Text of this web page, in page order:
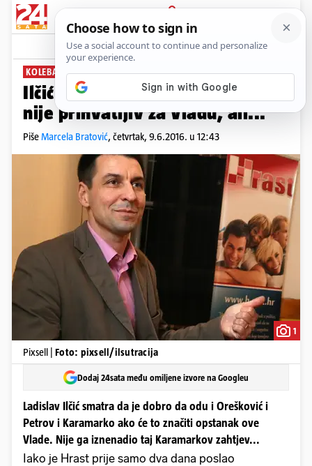
PRIJAVA
News Komentari
KOLEBANJA
Ilčić o SDSS-u: Nama Pupovac
nije prihvatljiv za Vladu, ali...
PišeMarcela Bratović, četvrtak, 9.6.2016. u 12:43
1
Pixsell | Foto: pixsell/ilsutracija
Dodaj 24sata među omiljene izvore na Googleu
Ladislav Ilčić smatra da je dobro da odu i Orešković i
Petrov i Karamarko ako će to značiti opstanak ove
Vlade. Nije ga iznenadio taj Karamarkov zahtjev...
Iako je Hrast prije samo dva dana poslao